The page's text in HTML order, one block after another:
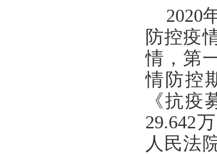
2020
防控疫
情，第
情防控
《抗
29.642
人民法